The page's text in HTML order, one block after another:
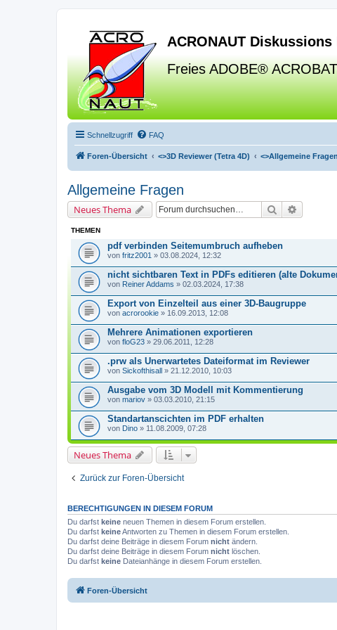
ACRONAUT Diskussions
Freies ADOBE®
Schnellzugriff FAQ
Foren-Übersicht <>3D Reviewer (Tetra 4D) <>Allgemeine Fragen
Allgemeine Fragen
Neues Thema Suche
THEMEN
pdf verbinden Seitemumbruch aufheben
von fritz2001 » 03.08.2024, 12:32
nicht sichtbaren Text in PDFs editieren (alte
von Reiner Addams » 02.03.2024, 17:38
Export von Einzelteil aus einer 3D-Baugruppe
von acrorookie » 16.09.2013, 12:08
Mehrere Animationen exportieren
von floG23 » 29.06.2011, 12:28
.prw als Unerwartetes Dateiformat im Reviewer
von Sickofthisall » 21.12.2010, 10:03
Ausgabe vom 3D Modell mit Kommentierung
von mariov » 03.03.2010, 21:15
Standartanscichten im PDF erhalten
von Dino » 11.08.2009, 07:28
Neues Thema
Zurück zur Foren-Übersicht
BERECHTIGUNGEN IN DIESEM FORUM
Du darfst keine neuen Themen in diesem Forum erstellen.
Du darfst keineAntworten zu Themen in diesem Forum erstellen.
Du darfst deine Beiträge in diesem Forum nicht ändern.
Du darfst deine Beiträge in diesem Forum nicht löschen.
Du darfst keine Dateianhänge in diesem Forum erstellen.
Foren-Übersicht